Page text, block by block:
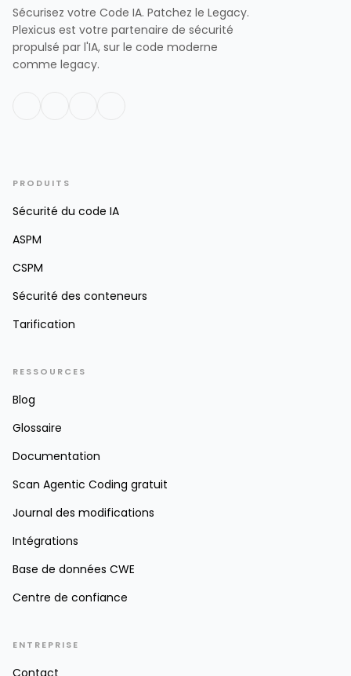
Sécurisez votre Code IA. Patchez le Legacy.
Plexicus est votre partenaire de sécurité
propulsé par l'IA, sur le code moderne
comme legacy.
PRODUITS
Sécurité du code IA
ASPM
CSPM
Sécurité des conteneurs
Tarification
RESSOURCES
Blog
Glossaire
Documentation
Scan Agentic Coding gratuit
Journal des modifications
Intégrations
Base de données CWE
Centre de confiance
ENTREPRISE
Contact